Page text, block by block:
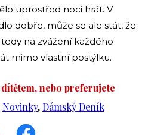
uprostřed noci hrát. V
dobře, může se ale stát, že
na zvážení každého
mimo vlastní postýlku.
nebo preferujete
Novinky,Dámský Deník